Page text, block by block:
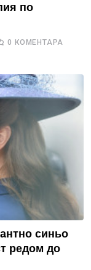
по
0 КОМЕНТАРА
синьо
редом до